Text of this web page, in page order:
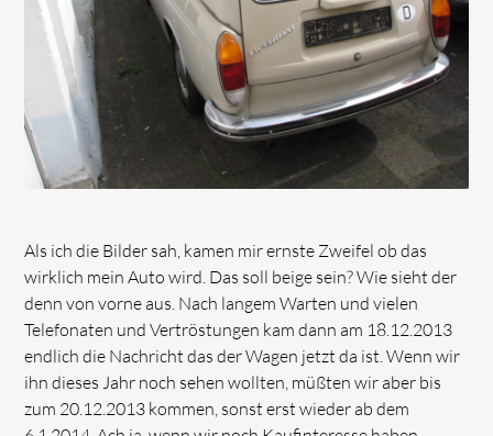
Als ich die Bilder sah, kamen mir ernste Zweifel ob das
wirklich mein Auto wird. Das soll beige sein? Wie sieht der
denn von vorne aus. Nach langem Warten und vielen
Telefonaten und Vertröstungen kam dann am 18.12.2013
endlich die Nachricht das der Wagen jetzt da ist. Wenn wir
ihn dieses Jahr noch sehen wollten, müßten wir aber bis
zum 20.12.2013 kommen, sonst erst wieder ab dem